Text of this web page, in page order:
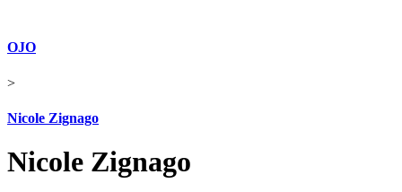
OJO
>
Nicole Zignago
Nicole Zignago